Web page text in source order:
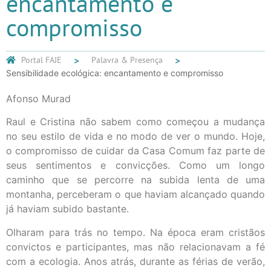
compromisso
Portal FAJE Palavra & Presença
Sensibilidade ecológica: encantamento e compromisso
Afonso Murad
Raul e Cristina não sabem como começou a mudança
no seu estilo de vida e no modo de ver o mundo. Hoje,
o compromisso de cuidar da Casa Comum faz parte de
seus sentimentos e convicções. Como um longo
caminho que se percorre na subida lenta de uma
montanha, perceberam o que haviam alcançado quando
já haviam subido bastante.
Olharam para trás no tempo. Na época eram cristãos
convictos e participantes, mas não relacionavam a fé
com a ecologia. Anos atrás, durante as férias de verão,